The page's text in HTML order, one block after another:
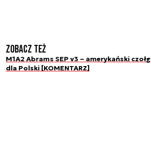
Zobacz też
M1A2 Abrams SEP v3 – amerykański czołg
dla Polski [KOMENTARZ]